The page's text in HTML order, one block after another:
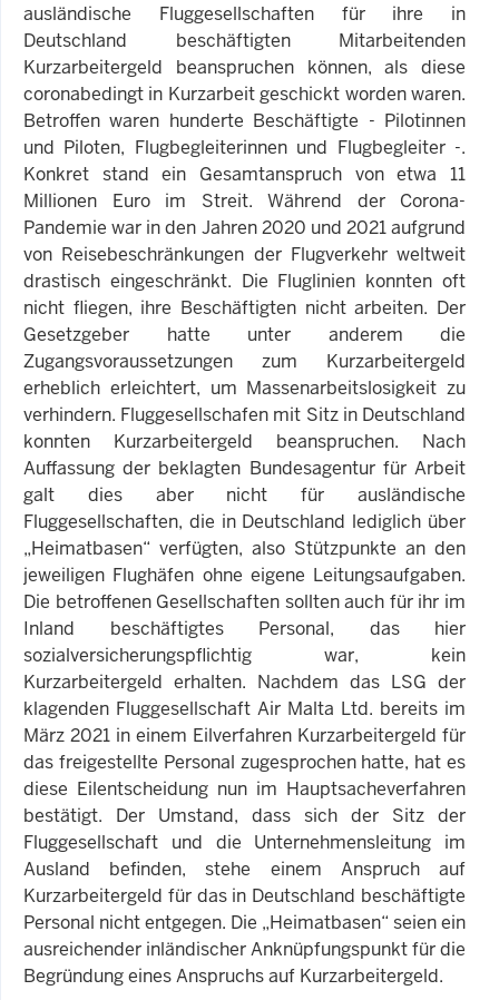
ausländische Fluggesellschaften für ihre in
Deutschland beschäftigten Mitarbeitenden
Kurzarbeitergeld beanspruchen können, als diese
coronabedingt in Kurzarbeit geschickt worden waren.
Betroffen waren hunderte Beschäftigte - Pilotinnen
und Piloten, Flugbegleiterinnen und Flugbegleiter -.
Konkret stand ein Gesamtanspruch von etwa 11
Millionen Euro im Streit. Während der Corona-
Pandemie war in den Jahren 2020 und 2021 aufgrund
von Reisebeschränkungen der Flugverkehr weltweit
drastisch eingeschränkt. Die Fluglinien konnten oft
nicht fliegen, ihre Beschäftigten nicht arbeiten. Der
Gesetzgeber hatte unter anderem die
Zugangsvoraussetzungen zum Kurzarbeitergeld
erheblich erleichtert, um Massenarbeitslosigkeit zu
verhindern. Fluggesellschafen mit Sitz in Deutschland
konnten Kurzarbeitergeld beanspruchen. Nach
Auffassung der beklagten Bundesagentur für Arbeit
galt dies aber nicht für ausländische
Fluggesellschaften, die in Deutschland lediglich über
„Heimatbasen“ verfügten, also Stützpunkte an den
jeweiligen Flughäfen ohne eigene Leitungsaufgaben.
Die betroffenen Gesellschaften sollten auch für ihr im
Inland beschäftigtes Personal, das hier
sozialversicherungspflichtig war, kein
Kurzarbeitergeld erhalten. Nachdem das LSG der
klagenden Fluggesellschaft Air Malta Ltd. bereits im
März 2021 in einem Eilverfahren Kurzarbeitergeld für
das freigestellte Personal zugesprochen hatte, hat es
diese Eilentscheidung nun im Hauptsacheverfahren
bestätigt. Der Umstand, dass sich der Sitz der
Fluggesellschaft und die Unternehmensleitung im
Ausland befinden, stehe einem Anspruch auf
Kurzarbeitergeld für das in Deutschland beschäftigte
Personal nicht entgegen. Die „Heimatbasen“ seien ein
ausreichender inländischer Anknüpfungspunkt für die
Begründung eines Anspruchs auf Kurzarbeitergeld.